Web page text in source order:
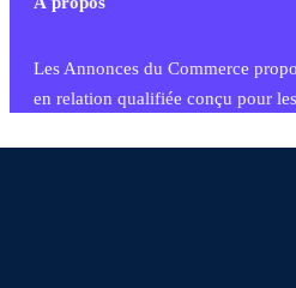
Les Annonces du Commerce
en relation qualifiée conçu pour
commercial et les collectivités